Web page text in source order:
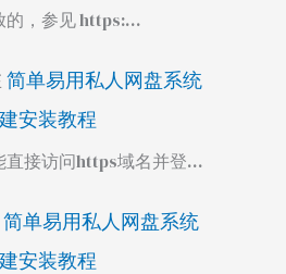
的，参见 https:…
简单易用私人网盘系统
安装教程
直接访问https域名并登…
简单易用私人网盘系统
安装教程